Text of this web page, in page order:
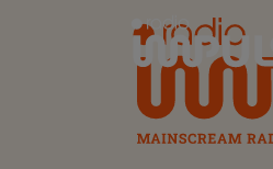
Radio Impuls